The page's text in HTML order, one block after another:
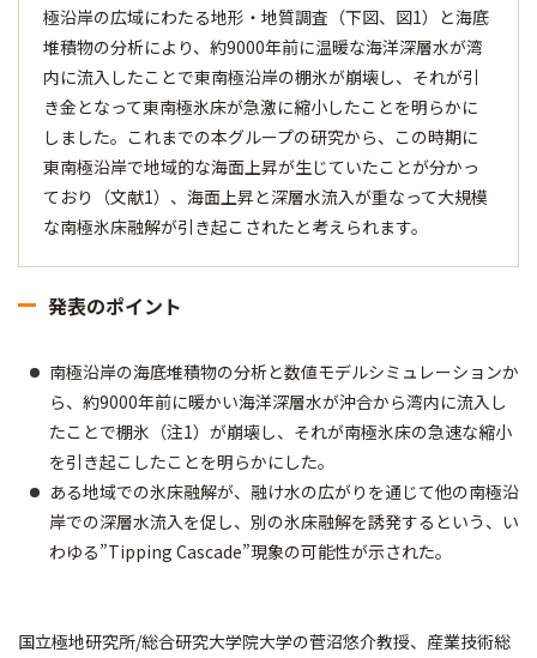
極沿岸の広域にわたる地形・地質調査（下図、図1）と海底
堆積物の分析により、約9000年前に温暖な海洋深層水が湾
内に流入したことで東南極沿岸の棚氷が崩壊し、それが引
き金となって東南極氷床が急激に縮小したことを明らかに
しました。これまでの本グループの研究から、この時期に
東南極沿岸で地域的な海面上昇が生じていたことが分かっ
ており（文献1）、海面上昇と深層水流入が重なって大規模
な南極氷床融解が引き起こされたと考えられます。
発表のポイント
南極沿岸の海底堆積物の分析と数値モデルシミュレーションか
ら、約9000年前に暖かい海洋深層水が沖合から湾内に流入し
たことで棚氷（注1）が崩壊し、それが南極氷床の急速な縮小
を引き起こしたことを明らかにした。
ある地域での氷床融解が、融け水の広がりを通じて他の南極沿
岸での深層水流入を促し、別の氷床融解を誘発するという、い
わゆる”Tipping Cascade”現象の可能性が示された。
国立極地研究所/総合研究大学院大学の菅沼悠介教授、産業技術総